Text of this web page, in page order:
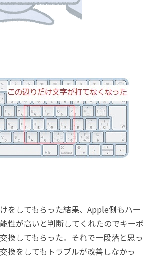
をしてもらった結果、Apple側もハー
性が高いと判断してくれたのでキーボ
換してもらった。それで一段落と思っ
換をしてもトラブルが改善しなかっ